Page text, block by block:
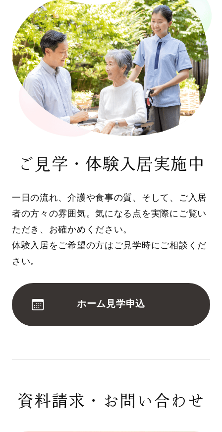
ご見学・体験入居実施中
一日の流れ、介護や食事の質、そして、ご入居
者の方々の雰囲気。気になる点を実際にご覧い
ただき、お確かめください。
体験入居をご希望の方はご見学時にご相談くだ
さい。
ホーム見学申込
資料請求・お問い合わせ